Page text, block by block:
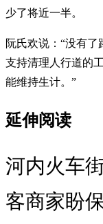
少了将近一半。
阮氏欢说：“没有
支持清理人行道的
能维持生计。”
延伸阅读
河内火车
客商家盼